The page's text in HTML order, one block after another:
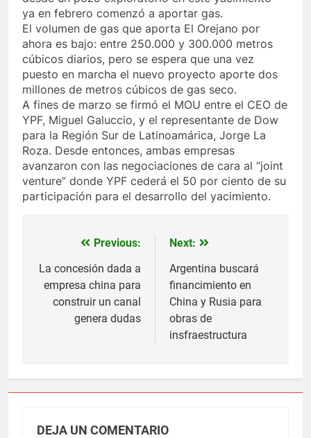
ya en febrero comenzó a aportar gas.
El volumen de gas que aporta El Orejano por
ahora es bajo: entre 250.000 y 300.000 metros
cúbicos diarios, pero se espera que una vez
puesto en marcha el nuevo proyecto aporte dos
millones de metros cúbicos de gas seco.
A fines de marzo se firmó el MOU entre el CEO de
YPF, Miguel Galuccio, y el representante de Dow
para la Región Sur de Latinoamárica, Jorge La
Roza. Desde entonces, ambas empresas
avanzaron con las negociaciones de cara al “joint
venture” donde YPF cederá el 50 por ciento de su
participación para el desarrollo del yacimiento.
Navegación
de
entradas
Previous:
La concesión dada a
empresa china para
construir un canal
genera dudas
Next:
Argentina buscará
financimiento en
China y Rusia para
obras de
insfraestructura
DEJA UN COMENTARIO